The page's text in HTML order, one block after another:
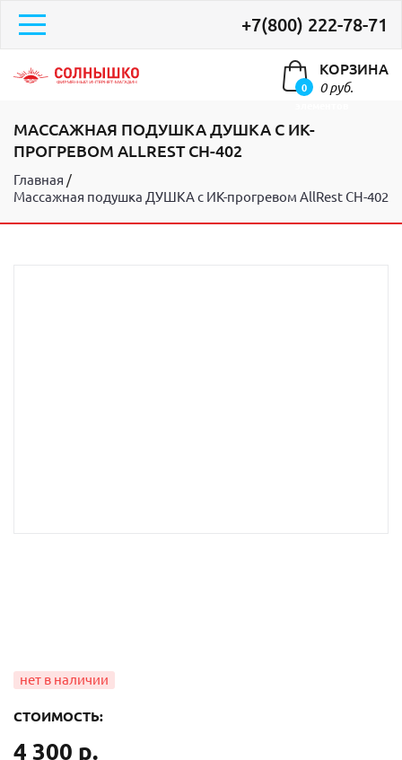
+7(800) 222-78-71
0
КОРЗИНА
0 руб.
МАССАЖНАЯ ПОДУШКА ДУШКА С ИК-
ПРОГРЕВОМ ALLREST CH-402
Главная
Массажная подушка ДУШКА с ИК-прогревом AllRest CH-402
СТОИМОСТЬ:
4 300 р.